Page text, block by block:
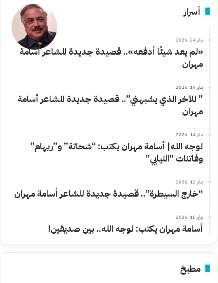
أسرار
يناير 24, 2026
«لم يعد شيئًا أدفعه».. قصيدة جديدة للشاعر أسامة
مهران
يناير 19, 2026
” للآخر الذي يشبهني”.. قصيدة جديدة للشاعر أسامة
مهران
يناير 14, 2026
لوجه الله| أسامة مهران يكتب: “شحاتة” و”ريهام”
وفاتنات “النيابي”
يناير 12, 2026
“خارج السيطرة”.. قصيدة جديدة للشاعر أسامة مهران
يناير 10, 2026
أسامة مهران يكتب: لوجه الله.. بين صديقين!
مطبخ